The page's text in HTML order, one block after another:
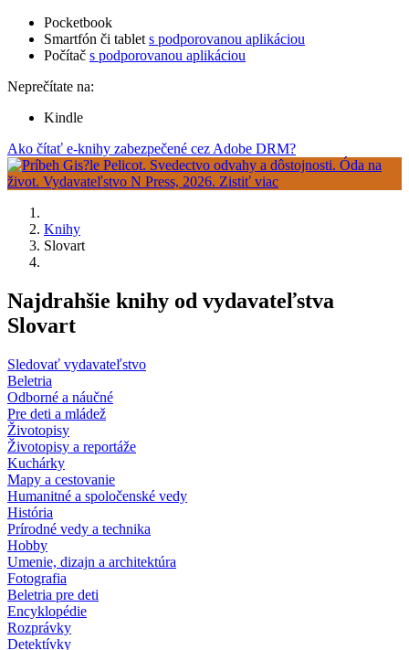
Pocketbook
Smartfón či tablet s podporovanou aplikáciou
Počítač s podporovanou aplikáciou
Neprečítate na:
Kindle
Ako čítať e-knihy zabezpečené cez Adobe DRM?
Knihy
Slovart
Najdrahšie knihy od vydavateľstva
Slovart
Sledovať vydavateľstvo
Beletria
Odborné a náučné
Pre deti a mládež
Životopisy
Životopisy a reportáže
Kuchárky
Mapy a cestovanie
Humanitné a spoločenské vedy
História
Prírodné vedy a technika
Hobby
Umenie, dizajn a architektúra
Fotografia
Beletria pre deti
Encyklopédie
Rozprávky
Detektívky